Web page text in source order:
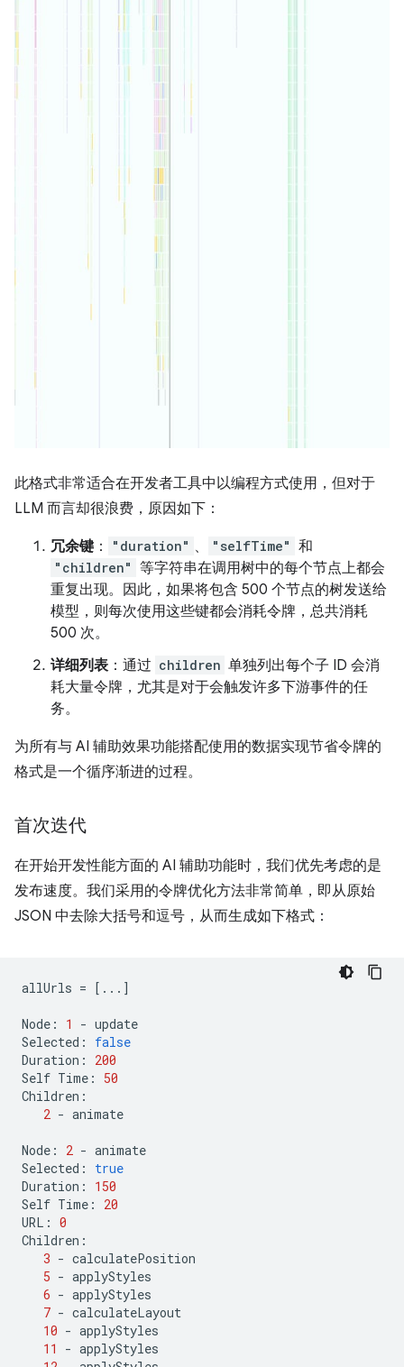
此格式非常适合在开发者工具中以编程方式使用，但对于
LLM 而言却很浪费，原因如下：
冗余键 ： "duration" 、 "selfTime" 和
"children" 等字符串在调用树中的每个节点上都会
重复出现。因此，如果将包含 500 个节点的树发送给
模型，则每次使用这些键都会消耗令牌，总共消耗
500 次。
详细列表 ：通过 children 单独列出每个子 ID 会消
耗大量令牌，尤其是对于会触发许多下游事件的任
务。
为所有与 AI 辅助效果功能搭配使用的数据实现节省令牌的
格式是一个循序渐进的过程。
首次迭代
在开始开发性能方面的 AI 辅助功能时，我们优先考虑的是
发布速度。我们采用的令牌优化方法非常简单，即从原始
JSON 中去除大括号和逗号，从而生成如下格式：
allUrls = [...]
Node : 1 - update
Selected :
false
Duration :
200
Self Time :
50
Children :
2 - animate
Node : 2 - animate
Selected :
true
Duration :
150
Self Time :
20
URL : 0
Children :
3 - calculatePosition
5 - applyStyles
6 - applyStyles
7 - calculateLayout
10 - applyStyles
11
- applyStyles